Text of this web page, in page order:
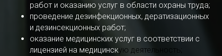
работ и оказанию услуг в области охраны труда;
проведение дезинфекционных, дератизационных
и дезинсекционных работ;
оказание медицинских услуг в соответствии с
лицензией на медицинскую деятельность;